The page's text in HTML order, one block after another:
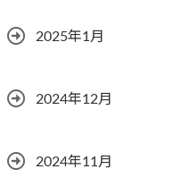
2025年1月
2024年12月
2024年11月